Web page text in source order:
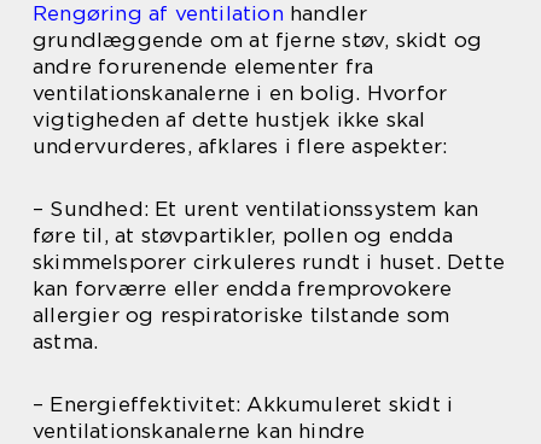
Rengøring af ventilation handler
grundlæggende om at fjerne støv, skidt og
andre forurenende elementer fra
ventilationskanalerne i en bolig. Hvorfor
vigtigheden af dette hustjek ikke skal
undervurderes, afklares i flere aspekter:
– Sundhed: Et urent ventilationssystem kan
føre til, at støvpartikler, pollen og endda
skimmelsporer cirkuleres rundt i huset. Dette
kan forværre eller endda fremprovokere
allergier og respiratoriske tilstande som
astma.
– Energieffektivitet: Akkumuleret skidt i
ventilationskanalerne kan hindre